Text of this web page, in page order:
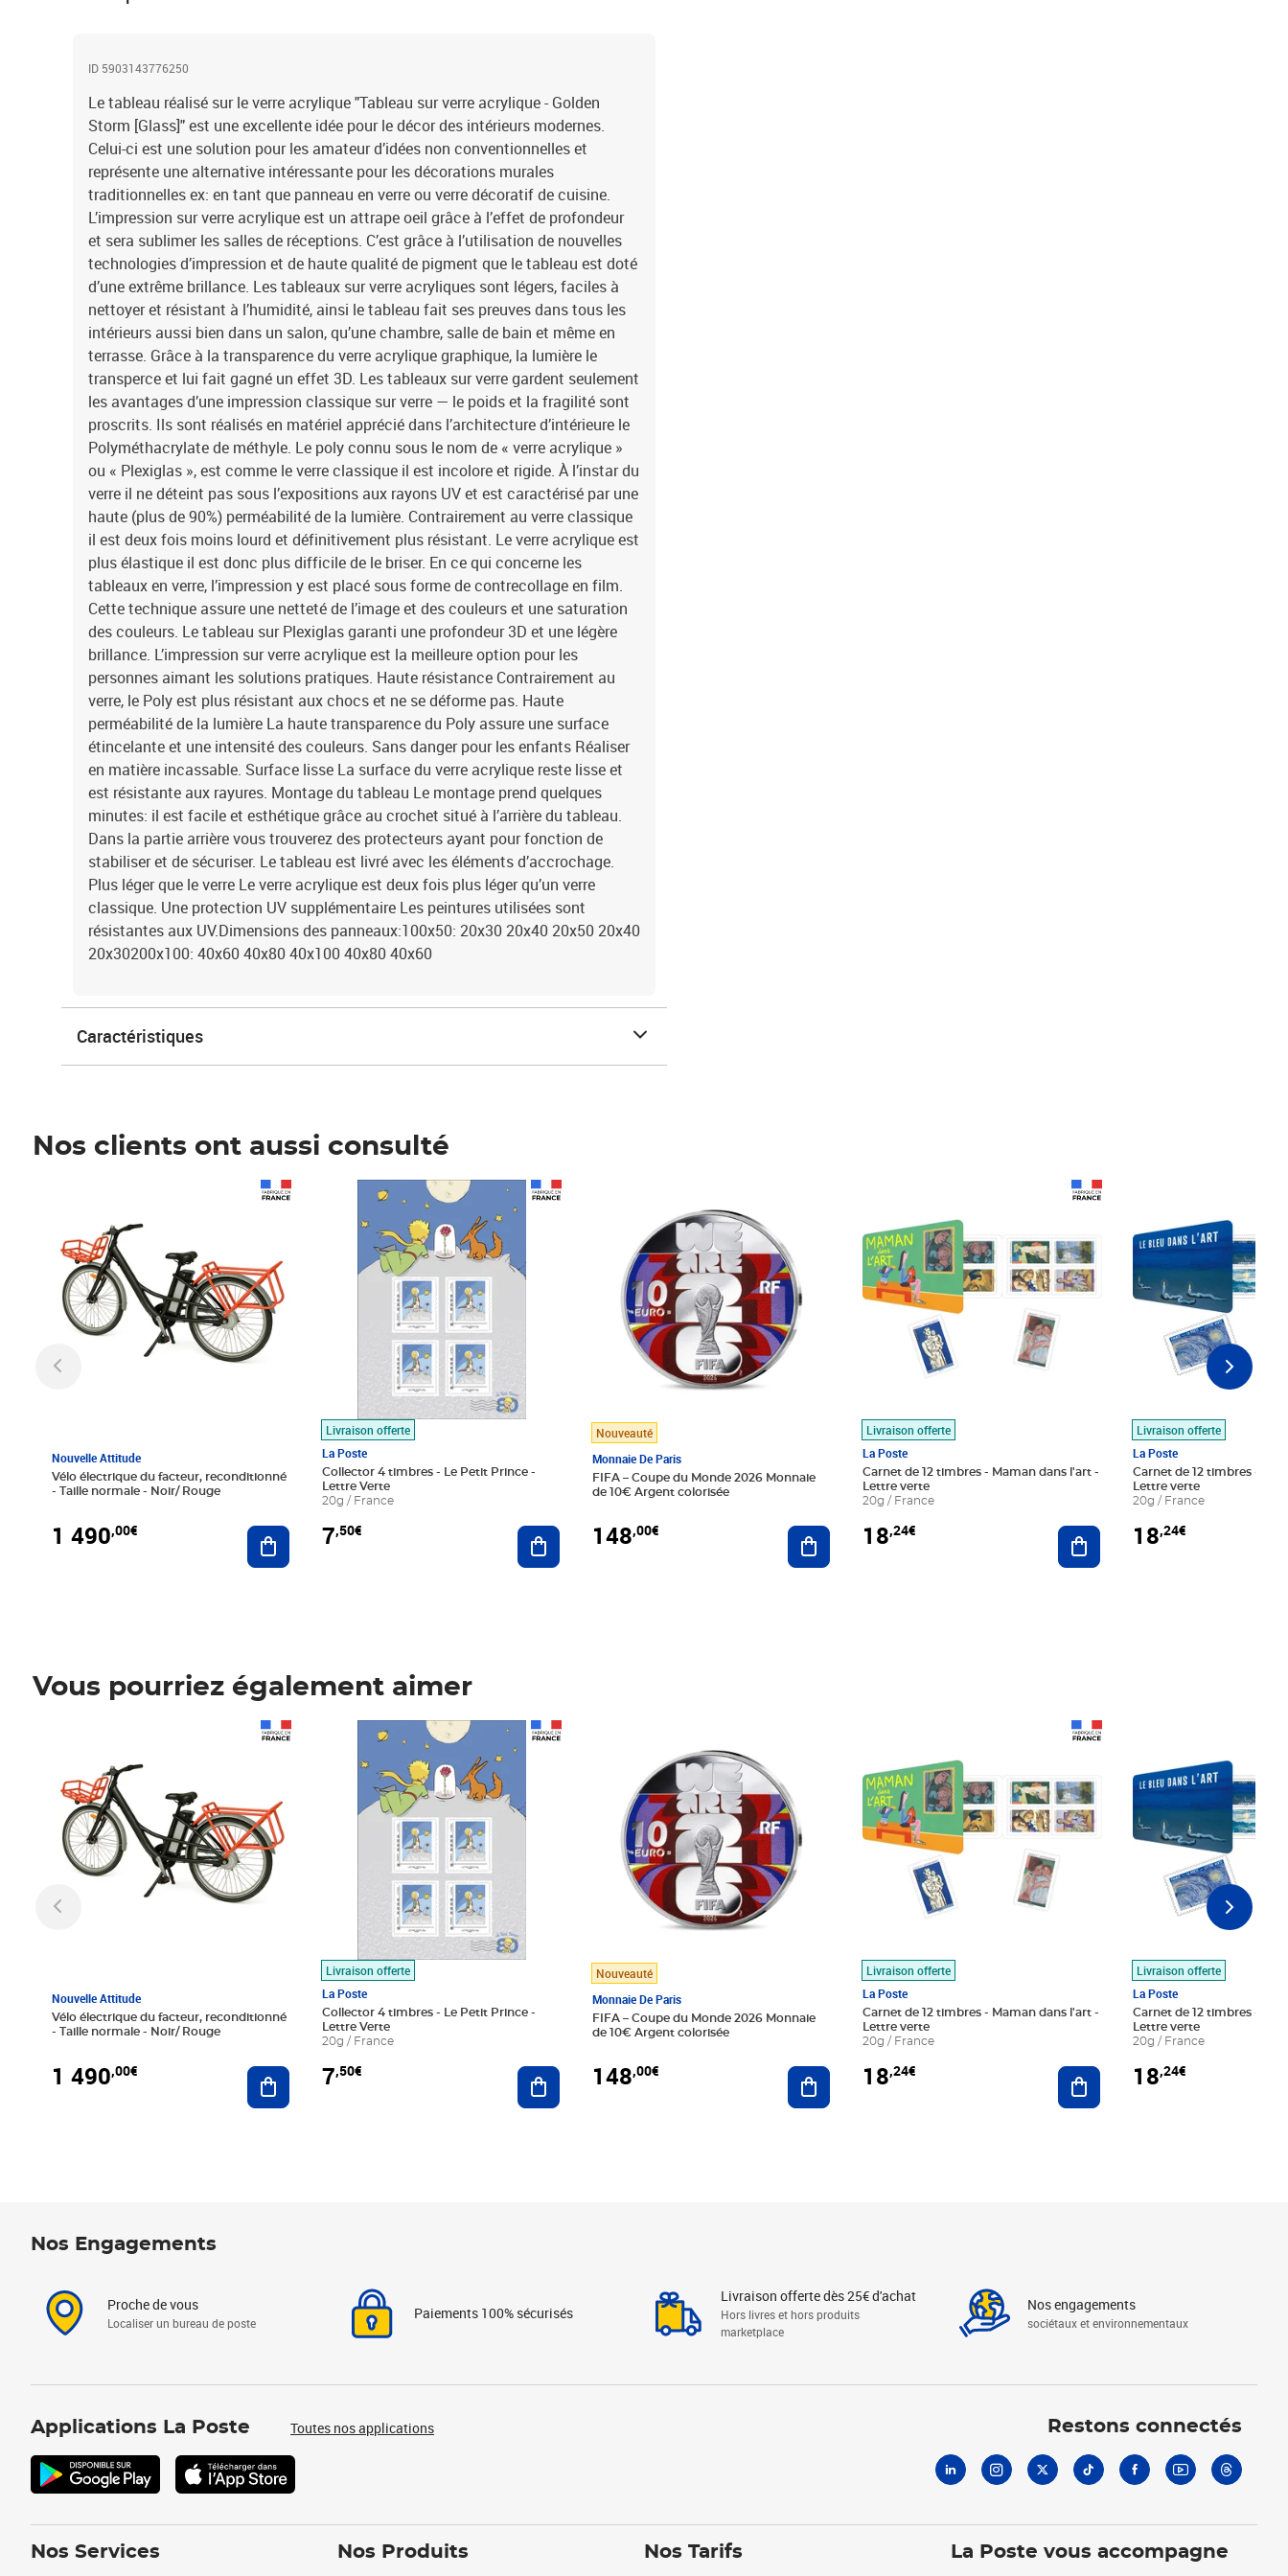
ID 5903143776250
Le tableau réalisé sur le verre acrylique "Tableau sur verre acrylique - Golden
Storm [Glass]" est une excellente idée pour le décor des intérieurs modernes.
Celui-ci est une solution pour les amateur d’idées non conventionnelles et
représente une alternative intéressante pour les décorations murales
traditionnelles ex: en tant que panneau en verre ou verre décoratif de cuisine.
L’impression sur verre acrylique est un attrape oeil grâce à l’effet de profondeur
et sera sublimer les salles de réceptions. C’est grâce à l’utilisation de nouvelles
technologies d’impression et de haute qualité de pigment que le tableau est doté
d’une extrême brillance. Les tableaux sur verre acryliques sont légers, faciles à
nettoyer et résistant à l’humidité, ainsi le tableau fait ses preuves dans tous les
intérieurs aussi bien dans un salon, qu’une chambre, salle de bain et même en
terrasse. Grâce à la transparence du verre acrylique graphique, la lumière le
transperce et lui fait gagné un effet 3D. Les tableaux sur verre gardent seulement
les avantages d’une impression classique sur verre — le poids et la fragilité sont
proscrits. Ils sont réalisés en matériel apprécié dans l’architecture d’intérieure le
Polyméthacrylate de méthyle. Le poly connu sous le nom de « verre acrylique »
ou « Plexiglas », est comme le verre classique il est incolore et rigide. À l’instar du
verre il ne déteint pas sous l’expositions aux rayons UV et est caractérisé par une
haute (plus de 90%) perméabilité de la lumière. Contrairement au verre classique
il est deux fois moins lourd et définitivement plus résistant. Le verre acrylique est
plus élastique il est donc plus difficile de le briser. En ce qui concerne les
tableaux en verre, l’impression y est placé sous forme de contrecollage en film.
Cette technique assure une netteté de l’image et des couleurs et une saturation
des couleurs. Le tableau sur Plexiglas garanti une profondeur 3D et une légère
brillance. L’impression sur verre acrylique est la meilleure option pour les
personnes aimant les solutions pratiques. Haute résistance Contrairement au
verre, le Poly est plus résistant aux chocs et ne se déforme pas. Haute
perméabilité de la lumière La haute transparence du Poly assure une surface
étincelante et une intensité des couleurs. Sans danger pour les enfants Réaliser
en matière incassable. Surface lisse La surface du verre acrylique reste lisse et
est résistante aux rayures. Montage du tableau Le montage prend quelques
minutes: il est facile et esthétique grâce au crochet situé à l’arrière du tableau.
Dans la partie arrière vous trouverez des protecteurs ayant pour fonction de
stabiliser et de sécuriser. Le tableau est livré avec les éléments d’accrochage.
Plus léger que le verre Le verre acrylique est deux fois plus léger qu’un verre
classique. Une protection UV supplémentaire Les peintures utilisées sont
résistantes aux UV.Dimensions des panneaux:100x50: 20x30 20x40 20x50 20x40
20x30200x100: 40x60 40x80 40x100 40x80 40x60
Caractéristiques
Nos clients ont aussi consulté
Nouvelle Attitude
Vélo électrique du facteur, reconditionné
- Taille normale - Noir/ Rouge
1 490,00€ Ajouter au panier
Livraison offerte
La Poste
Collector 4 timbres - Le Petit Prince -
Lettre Verte
20g / France
7,50€
Prix 7,50€
Ajouter au panier
Nouveauté
Monnaie De Paris
FIFA – Coupe du Monde 2026 Monnaie
de 10€ Argent colorisée
148,00€ Ajouter au panier
Livraison offerte
La Poste
Carnet de 12 timbres - Maman dans l'art -
Lettre verte
20g / France
18,24€ Ajouter au panier
Livraison offerte
La Poste
Carnet de 12 timbres - Le
Lettre verte
20g / France
18,24€
Vous pourriez également aimer
Nouvelle Attitude
Vélo électrique du facteur, reconditionné
- Taille normale - Noir/ Rouge
1 490,00€ Ajouter au panier
Livraison offerte
La Poste
Collector 4 timbres - Le Petit Prince -
Lettre Verte
20g / France
7,50€
Prix 7,50€
Ajouter au panier
Nouveauté
Monnaie De Paris
FIFA – Coupe du Monde 2026 Monnaie
de 10€ Argent colorisée
148,00€ Ajouter au panier
Livraison offerte
La Poste
Carnet de 12 timbres - Maman dans l'art -
Lettre verte
20g / France
18,24€ Ajouter au panier
Livraison offerte
La Poste
Carnet de 12 timbres - Le
Lettre verte
20g / France
18,24€
Nos Engagements
Proche de vous
Localiser un bureau de poste
Paiements 100% sécurisés
Livraison offerte dès 25€ d'achat
Hors livres et hors produits
marketplace
Nos engagements
sociétaux et environnementaux
Applications La Poste Toutes nos applications Restons connectés
Nos Services Nos Produits Nos Tarifs La Poste vous accompagne